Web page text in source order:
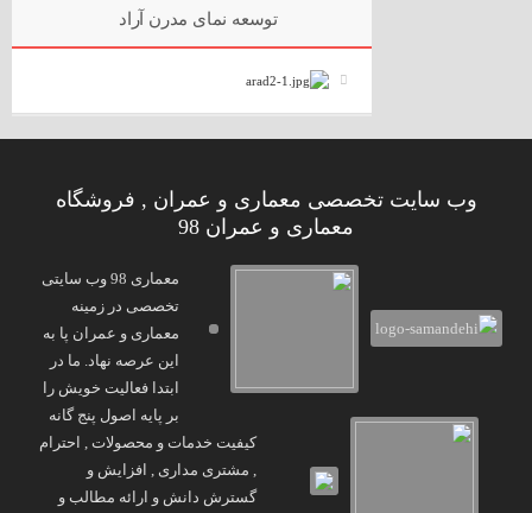
توسعه نمای مدرن آراد
وب سایت تخصصی معماری و عمران , فروشگاه
معماری و عمران 98
معماری 98 وب سایتی
تخصصی در زمینه
معماری و عمران پا به
این عرصه نهاد. ما در
ابتدا فعالیت خویش را
بر پایه اصول پنج گانه
کیفیت خدمات و محصولات , احترام
, مشتری مداری , افزایش و
گسترش دانش و ارائه مطالب و